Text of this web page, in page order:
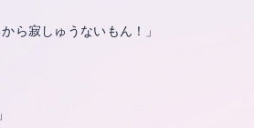
ら寂しゅうないもん！」